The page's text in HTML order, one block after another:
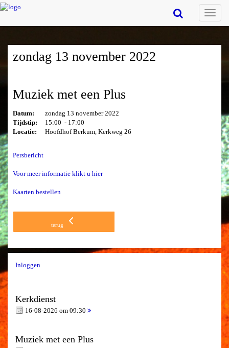
Toggle
zondag 13 november 2022
Muziek met een Plus
Datum:
zondag 13 november 2022
Tijdstip:
15:00 - 17:00
Locatie:
Hoofdhof Berkum, Kerkweg 26
Persbericht
Voor meer informatie klikt u hier
Kaarten bestellen
terug
Inloggen
Kerkdienst
16-08-2026 om 09:30
Muziek met een Plus